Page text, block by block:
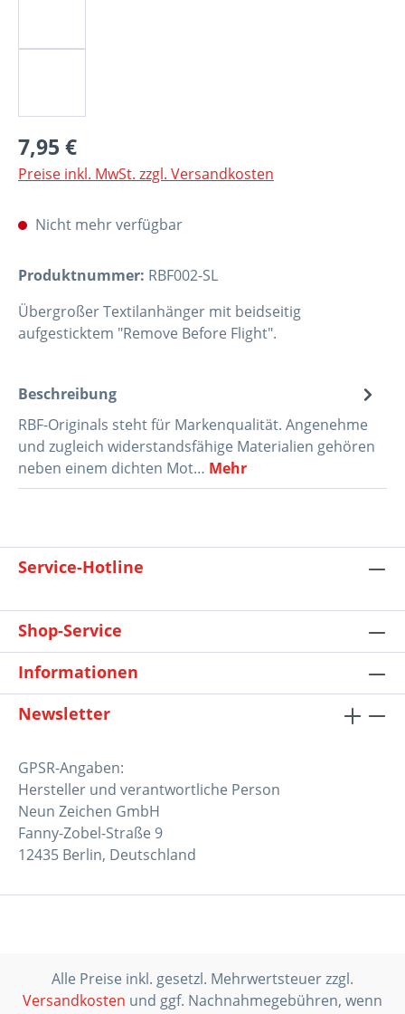
Regulärer Preis:
7,95 €
Preise inkl. MwSt. zzgl. Versandkosten
Nicht mehr verfügbar
Produktnummer: RBF002-SL
Übergroßer Textilanhänger mit beidseitig
aufgesticktem "Remove Before Flight".
Beschreibung
RBF-Originals steht für Markenqualität. Angenehme
und zugleich widerstandsfähige Materialien gehören
neben einem dichten Mot… Mehr
Service-Hotline
Shop-Service
Informationen
Newsletter
GPSR-Angaben:
Hersteller und verantwortliche Person
Neun Zeichen GmbH
Fanny-Zobel-Straße 9
12435 Berlin, Deutschland
Alle Preise inkl. gesetzl. Mehrwertsteuer zzgl.
Versandkosten und ggf. Nachnahmegebühren, wenn